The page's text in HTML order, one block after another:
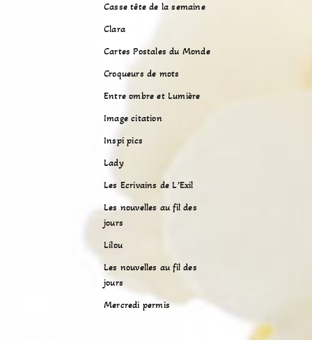
Casse tête de la semaine
Clara
Cartes Postales du Monde
Croqueurs de mots
Entre ombre et Lumière
Image citation
Inspi pics
Lady
Les Ecrivains de L’Exil
Les nouvelles au fil des
jours
Lilou
Les nouvelles au fil des
jours
Mercredi permis